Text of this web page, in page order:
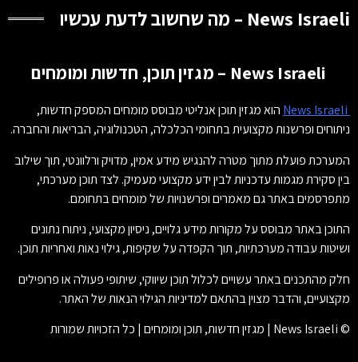
News Israeli – מה שחשוב לדעת עכשיו
News Israeli – מגזין תוכן, חדשות ומומחים
הוא מגזין תוכן אנליטי מבוסס מומחים המספק חדשות,
ניתוחים ופרשנות מקצועית בתחומי הכלכלה, הטכנולוגיה, הבריאות והחברה.
המערכת פועלת מתוך מטרה להנגיש מידע אמין, מדויק ורלוונטי, תוך שילוב
בין סקירת מגמות עדכניות לבין ידע מקצועי מעמיק. לצד תוכן מערכתי,
מתפרסמים באתר גם מאמרים ופרשנויות של מומחים בתחומם.
התוכן באתר מבוסס על מקורות מידע גלויים, ניסיון מקצועי, ניתוח נתונים
ושיטות עבודה מערכתיות, תוך הקפדה על שקיפות, גילוי נאות ואחריות תוכן.
חלק מהתכנים באתר עשויים לכלול תוכן שיווקי, שיתופי פעולה או פרופילים
מקצועיים, והדבר מצוין בהתאם למדיניות הגילוי הנאות של האתר.
© News Israeli | מגזין חדשות, תוכן ומומחים | כל הזכויות שמורות